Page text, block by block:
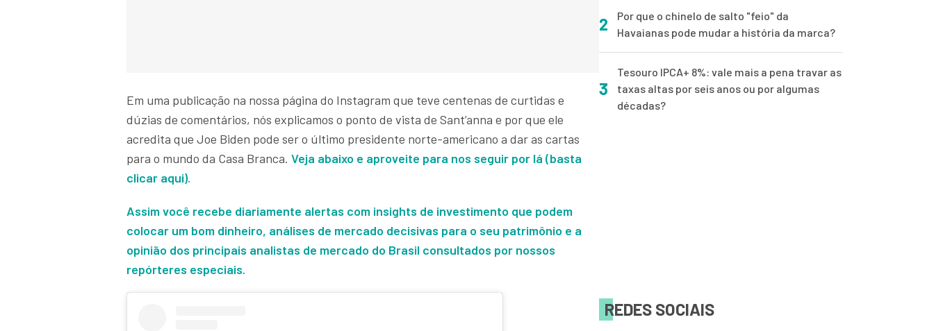
Em uma publicação na nossa página do Instagram que teve centenas de curtidas e
dúzias de comentários, nós explicamos o ponto de vista de Sant’anna e por que ele
acredita que Joe Biden pode ser o último presidente norte-americano a dar as cartas
para o mundo da Casa Branca. Veja abaixo e aproveite para nos seguir por lá (basta
clicar aqui).
Assim você recebe diariamente alertas com insights de investimento que podem
colocar um bom dinheiro, análises de mercado decisivas para o seu patrimônio e a
opinião dos principais analistas de mercado do Brasil consultados por nossos
repórteres especiais.
2
Por que o chinelo de salto "feio" da
Havaianas pode mudar a história da marca?
3
Tesouro IPCA+ 8%: vale mais a pena travar as
taxas altas por seis anos ou por algumas
décadas?
REDES SOCIAIS